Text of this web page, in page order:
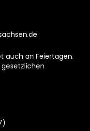
auch an Feiertagen.